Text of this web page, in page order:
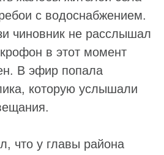
с водоснабжением.
чиновник не расслышал
в этот момент
В эфир попала
которую услышали
что у главы района